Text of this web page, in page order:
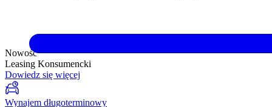
Nowość
Leasing Konsumencki
Dowiedz się więcej
Wynajem długoterminowy